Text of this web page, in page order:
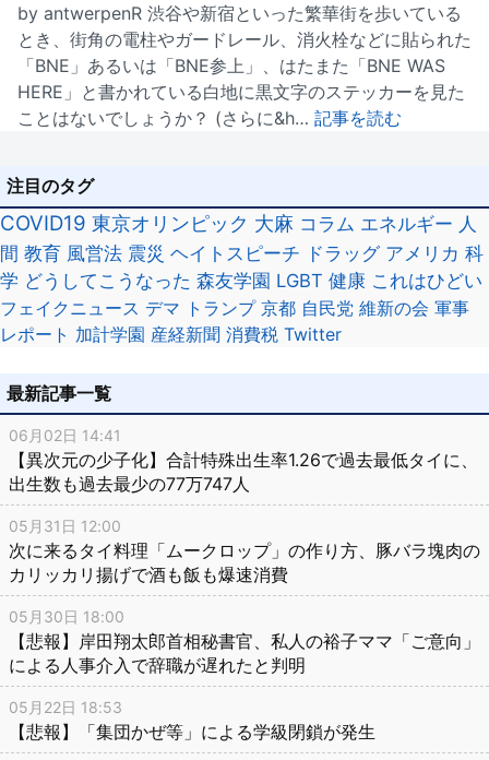
by antwerpenR 渋谷や新宿といった繁華街を歩いている
とき、街角の電柱やガードレール、消火栓などに貼られた
「BNE」あるいは「BNE参上」、はたまた「BNE WAS
HERE」と書かれている白地に黒文字のステッカーを見た
ことはないでしょうか？ (さらに&h… 記事を読む
注目のタグ
COVID19 東京オリンピック 大麻 コラム エネルギー 人
間 教育 風営法 震災 ヘイトスピーチ ドラッグ アメリカ 科
学 どうしてこうなった 森友学園 LGBT 健康 これはひどい
フェイクニュース デマ トランプ 京都 自民党 維新の会 軍事
レポート 加計学園 産経新聞 消費税 Twitter
最新記事一覧
06月02日 14:41
【異次元の少子化】合計特殊出生率1.26で過去最低タイに、
出生数も過去最少の77万747人
05月31日 12:00
次に来るタイ料理「ムークロップ」の作り方、豚バラ塊肉の
カリッカリ揚げで酒も飯も爆速消費
05月30日 18:00
【悲報】岸田翔太郎首相秘書官、私人の裕子ママ「ご意向」
による人事介入で辞職が遅れたと判明
05月22日 18:53
【悲報】「集団かぜ等」による学級閉鎖が発生